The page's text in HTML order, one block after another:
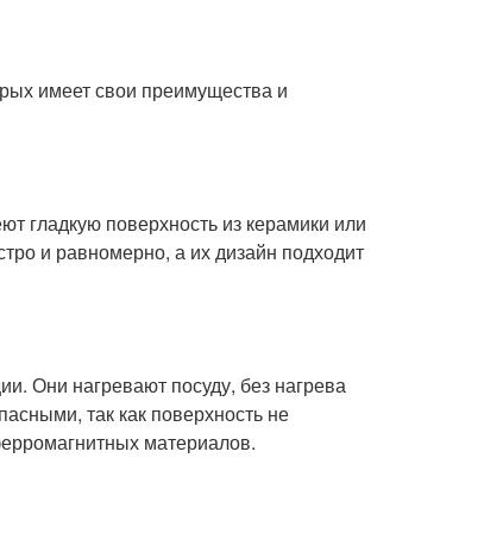
имеет свои преимущества и
гладкую поверхность из керамики или
и равномерно, а их дизайн подходит
Они нагревают посуду, без нагрева
так как поверхность не
материалов.